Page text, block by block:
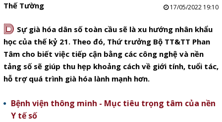
Thế Tường 17/05/2022 19:10
D Sự già hóa dân số toàn cầu sẽ là xu hướng nhân khẩu
học của thế kỷ 21. Theo đó, Thứ trưởng Bộ TT&TT Phan
Tâmcho biết việc tiếp cận bằng các công nghệ và nền
tảng số sẽ giúp thu hẹp khoảng cách về giới tính, tuổi tác,
hỗ trợ quá trình già hóa lành mạnh hơn.
Bệnh viện thông minh - Mục tiêu trọng tâm của nền
Y tế số